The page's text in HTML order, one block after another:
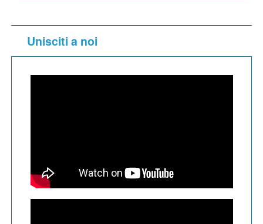
Unisciti a noi